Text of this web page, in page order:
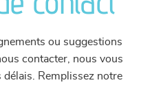
ou suggestions
contacter, nous vous
Remplissez notre